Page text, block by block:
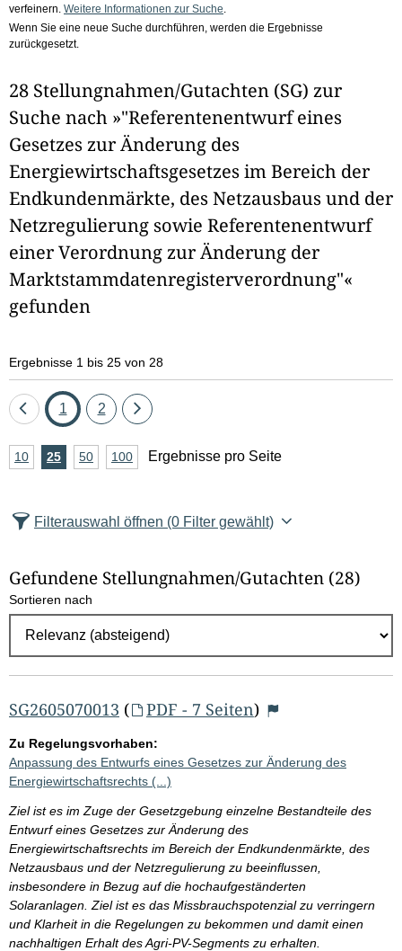
l
verfeinern. Weitere Informationen zur Suche
Wenn Sie eine neue Suche durchführen, werden die Ergebnisse
zurückgesetzt.
28 Stellungnahmen/Gutachten (SG) zur
Suche nach »"Referentenentwurf eines
Gesetzes zur Änderung des
Energiewirtschaftsgesetzes im Bereich der
Endkundenmärkte, des Netzausbaus und der
Netzregulierung sowie Referentenentwurf
einer Verordnung zur Änderung der
Marktstammdatenregisterverordnung"«
gefunden
Ergebnisse 1 bis 25 von 28
Eine
zurück
Seite
1 Seite
2
Eine
vor
A
z
l
E
g
e
b
n
i
s
s
e
p
r
o
S
10Ergebnisse
25Ergebnisse
50Ergebnisse
100Ergebnisse
Ergebnisse pro Seite
Filterauswahl öffnen (0 Filter gewählt)
Gefundene Stellungnahmen/⁠Gutachten (28)
Sortieren nach
SG2605070013 ( PDF - 7 Seiten)
Zu Regelungsvorhaben:
Anpassung des Entwurfs eines Gesetzes zur Änderung des
Energiewirtschaftsrechts (...)
Ziel ist es im Zuge der Gesetzgebung einzelne Bestandteile des
Entwurf eines Gesetzes zur Änderung des
Energiewirtschaftsrechts im Bereich der Endkundenmärkte, des
Netzausbaus und der Netzregulierung zu beeinflussen,
insbesondere in Bezug auf die hochaufgeständerten
Solaranlagen. Ziel ist es das Missbrauchspotenzial zu verringern
und Klarheit in die Regelungen zu bekommen und damit einen
nachhaltigen Erhalt des Agri-PV-Segments zu erhalten.